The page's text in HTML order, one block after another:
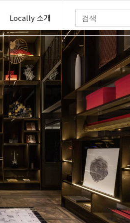
Locally 소개